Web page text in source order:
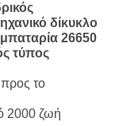
δίκυκλο
26650
τύπος
προς το
2000 ζωή